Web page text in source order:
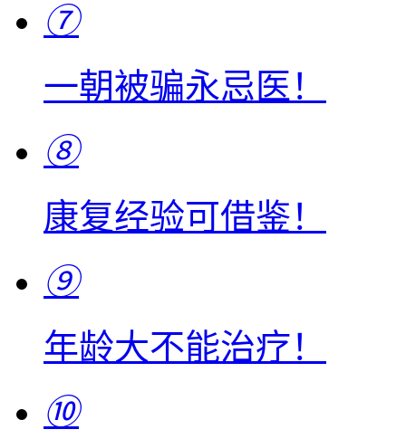
⑦
一朝被骗永忌医！
⑧
康复经验可借鉴！
⑨
年龄大不能治疗！
⑩